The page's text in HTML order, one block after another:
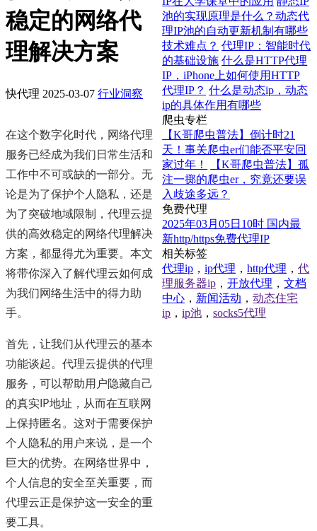
稳定的网络代
理解决方案
快代理 2025-03-07 行业洞察
在这个数字化时代，网络代理
服务已经成为我们日常生活和
工作中不可或缺的一部分。无
论是为了保护个人隐私，还是
为了突破地域限制，代理云提
供的高效稳定的网络代理解决
方案，都显得尤为重要。本文
将带你深入了解代理云如何成
为我们网络生活中的得力助
手。
首先，让我们从代理云的基本
功能谈起。代理云提供的代理
服务，可以帮助用户隐藏自己
的真实IP地址，从而在互联网
上保持匿名。这对于需要保护
个人隐私的用户来说，是一个
巨大的优势。在网络世界中，
个人信息的安全至关重要，而
代理云正是保护这一安全的重
要工具。
池的实现原理是什么？动态代
理IP池的自动更新机制有哪些
技术难点？ 代理IP：智能时代
的基础设施 什么是HTTP代理
IP，iPhone上如何使用HTTP
代理IP？ 什么是动态ip，动态
ip的具体作用有哪些
爬虫专栏
【K哥爬虫普法】倒计时21
天！事关爬虫er们能否平安回
家过年！
【K哥爬虫普法】孤
注一掷的爬虫er，究竟还要误
入歧途多远？
免费代理
2025年03月05日10时 国内最
新http/https免费代理IP
相关标签
代理ip ，ip代理 ，http代理 ，代
理服务器ip ，开放代理 ，文档
中心 ， 新闻活动 ，动态住宅
ip ，ip池 ，socks5代理